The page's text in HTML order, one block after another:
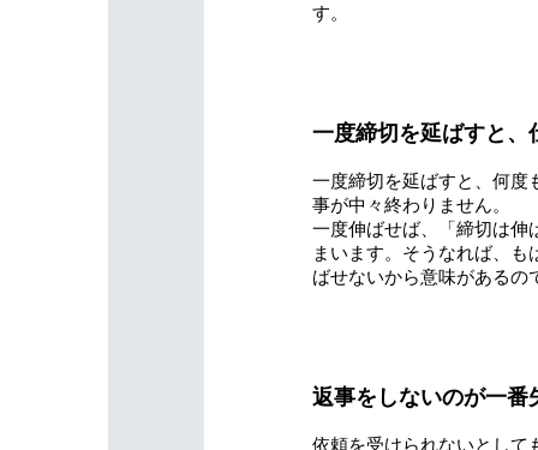
す。
一度締切を延ばすと、
一度締切を延ばすと、何度
事が中々終わりません。
一度伸ばせば、「締切は伸
まいます。そうなれば、
ばせないから意味があるの
返事をしないのが一番
依頼を受けられないとして